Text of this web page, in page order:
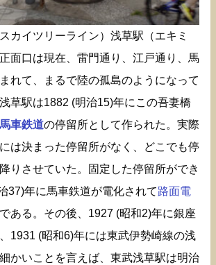
カイツリーライン）浅草駅（エキミ
面口は現在、雷門通り、江戸通り、馬
れて、まるで陸の孤島のようになって
草駅は1882 (明治15)年にこの吾妻橋
馬車鉄道の停留所として作られた。実際
は決まった停留所がなく、どこでも停
りさせていた。固定した停留所ができ
37)年に馬車鉄道が電化されて路面電
ある。その後、1927 (昭和2)年に銀座
1931 (昭和6)年には東武伊勢崎線の浅
かいことを言えば、東武浅草駅は明治